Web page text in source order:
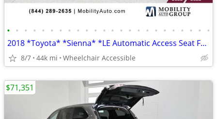
• • • • • • • • • • • • • • • • • • • • • • • •
2018 *Toyota* *Sienna* *LE Automatic Access Seat FWD 7-
8/7 44k mi Wheelchair Accessible
$71,351